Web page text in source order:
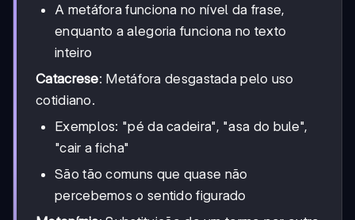
A metáfora funciona no nível da frase,
enquanto a alegoria funciona no texto
inteiro
Catacrese: Metáfora desgastada pelo uso
cotidiano.
Exemplos: "pé da cadeira", "asa do bule",
"cair a ficha"
São tão comuns que quase não
percebemos o sentido figurado